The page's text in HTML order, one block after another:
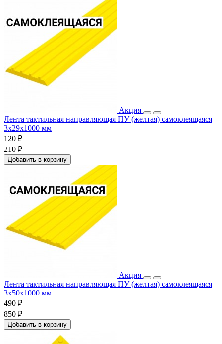
Акция
Лента тактильная направляющая ПУ (желтая) самоклеящаяся
3х29х1000 мм
120 ₽
210 ₽
Добавить в корзину
Акция
Лента тактильная направляющая ПУ (желтая) самоклеящаяся
3х50х1000 мм
490 ₽
850 ₽
Добавить в корзину